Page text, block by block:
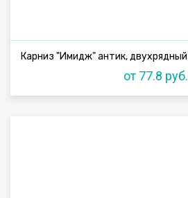
от 77.8 руб.